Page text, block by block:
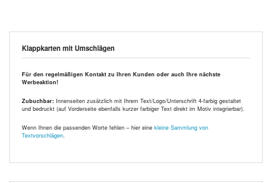
Klappkarten mit Umschlägen
Für den regelmäßigen Kontakt zu Ihren Kunden oder auch Ihre nächste
Werbeaktion!
Zubuchbar: Innenseiten zusätzlich mit Ihrem Text/Logo/Unterschrift 4-farbig gestaltet
und bedruckt (auf Vorderseite ebenfalls kurzer farbiger Text direkt im Motiv integrierbar).
Wenn Ihnen die passenden Worte fehlen – hier eine kleine Sammlung von
Textvorschlägen